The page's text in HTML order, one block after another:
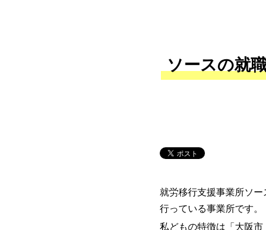
ソースの就
就労移行支援事業所ソ
行っている事業所です。
私どもの特徴は「大阪